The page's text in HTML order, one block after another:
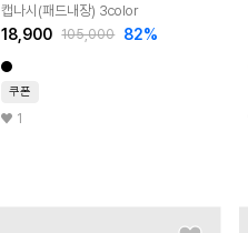
캡나시(패드내장) 3color
18,900 105,000 82%
쿠폰
1